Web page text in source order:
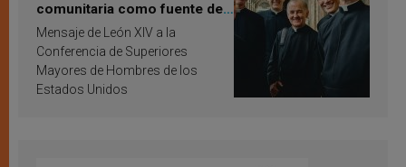
comunitaria como fuente de
inspiración y santificación
Mensaje de León XIV a la
Conferencia de Superiores
Mayores de Hombres de los
Estados Unidos